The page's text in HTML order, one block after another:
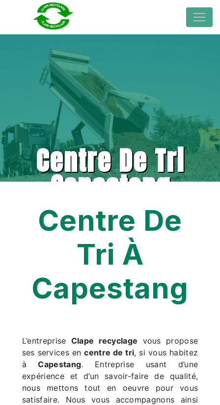
Centre De Tri
Capestang
Centre De
Tri À
Capestang
L’entreprise Clape recyclage vous propose
ses services encentre de tri, si vous habitez
àCapestang. Entreprise usant d’une
expérience et d’un savoir-faire de qualité,
nous mettons tout en oeuvre pour vous
satisfaire. Nous vous accompagnons ainsi